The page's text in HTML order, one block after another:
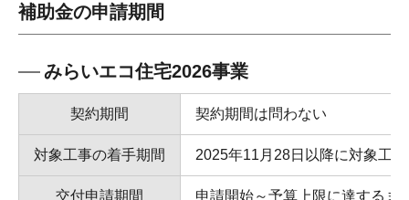
補助金の申請期間
みらいエコ住宅2026事業
契約期間 契約期間は問わない
対象工事の着手期間 2025年11月28日以降に対象工
交付申請期間 申請開始～予算上限に達するま